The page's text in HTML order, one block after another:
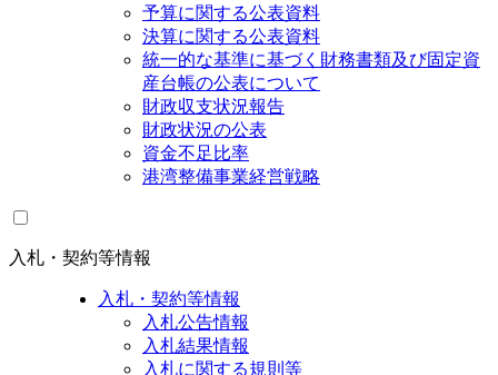
予算に関する公表資料
決算に関する公表資料
統一的な基準に基づく財務書類及び固定資
産台帳の公表について
財政収支状況報告
財政状況の公表
資金不足比率
港湾整備事業経営戦略
入札・契約等情報
入札・契約等情報
入札公告情報
入札結果情報
入札に関する規則等